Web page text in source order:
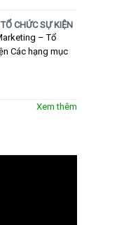
CHỨC SỰ KIỆN
– Tổ
Các hạng mục
Xem thêm